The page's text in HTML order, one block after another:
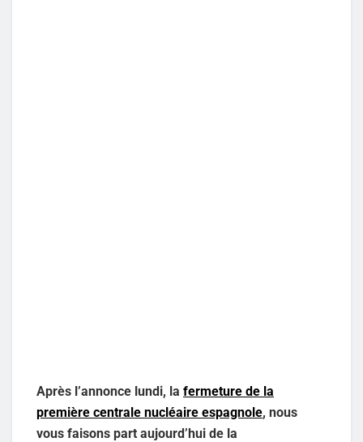
Après l’annonce lundi, la fermeture de la
première centrale nucléaire espagnole, nous
vous faisons part aujourd’hui de la